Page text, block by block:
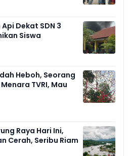
Dekat SDN 3
Siswa
Heboh, Seorang
TVRI, Mau
Raya Hari Ini,
Cerah, Seribu Riam